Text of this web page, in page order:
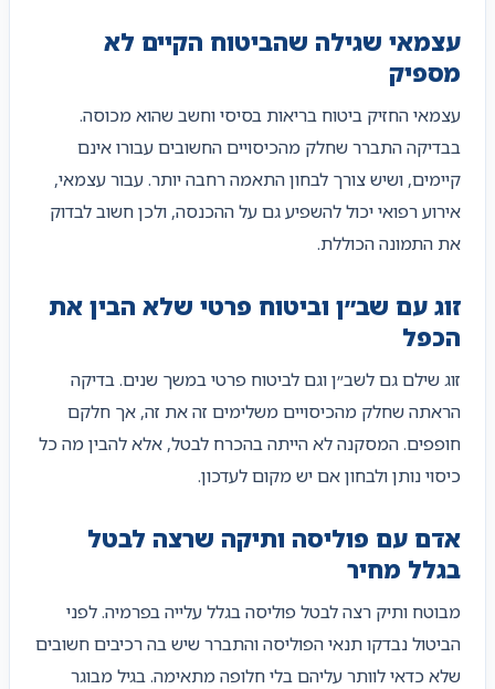
עצמאי שגילה שהביטוח הקיים לא
מספיק
עצמאי החזיק ביטוח בריאות בסיסי וחשב שהוא מכוסה.
בבדיקה התברר שחלק מהכיסויים החשובים עבורו אינם
קיימים, ושיש צורך לבחון התאמה רחבה יותר. עבור עצמאי,
אירוע רפואי יכול להשפיע גם על ההכנסה, ולכן חשוב לבדוק
את התמונה הכוללת.
זוג עם שב״ן וביטוח פרטי שלא הבין את
הכפל
זוג שילם גם לשב״ן וגם לביטוח פרטי במשך שנים. בדיקה
הראתה שחלק מהכיסויים משלימים זה את זה, אך חלקם
חופפים. המסקנה לא הייתה בהכרח לבטל, אלא להבין מה כל
כיסוי נותן ולבחון אם יש מקום לעדכון.
אדם עם פוליסה ותיקה שרצה לבטל
בגלל מחיר
מבוטח ותיק רצה לבטל פוליסה בגלל עלייה בפרמיה. לפני
הביטול נבדקו תנאי הפוליסה והתברר שיש בה רכיבים חשובים
שלא כדאי לוותר עליהם בלי חלופה מתאימה. בגיל מבוגר